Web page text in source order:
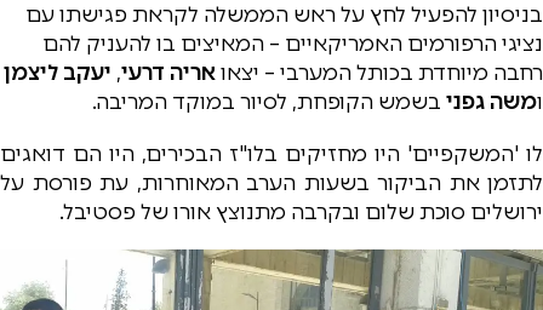
בניסיון להפעיל לחץ על ראש הממשלה לקראת פגישתו עם
נציגי הרפורמים האמריקאיים – המאיצים בו להעניק להם
רחבה מיוחדת בכותל המערבי – יצאואריה דרעי, יעקב ליצמן
ומשה גפני בשמש הקופחת, לסיור במוקד המריבה.
לו 'המשקפיים' היו מחזיקים בלו"ז הבכירים, היו הם דואגים
לתזמן את הביקור בשעות הערב המאוחרות, עת פורסת על
ירושלים סוכת שלום ובקרבה מתנוצץ אורו של פסטיבל.